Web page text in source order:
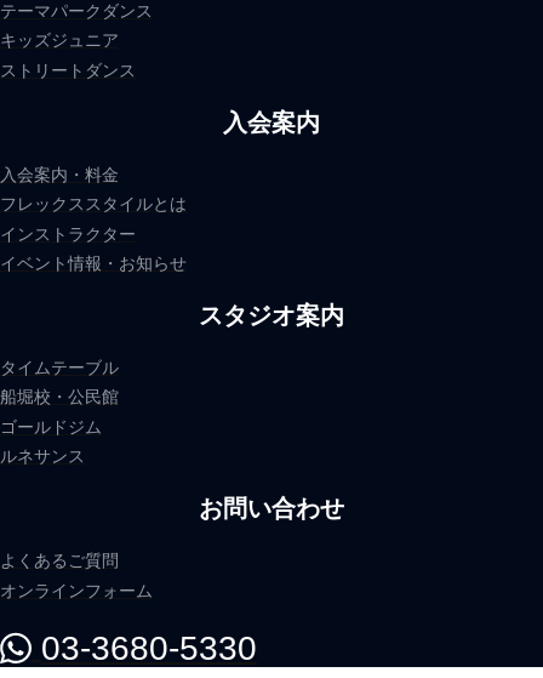
テーマパークダンス
キッズジュニア
ストリートダンス
入会案内
入会案内・料金
フレックススタイルとは
インストラクター
イベント情報・お知らせ
スタジオ案内
タイムテーブル
船堀校・公民館
ゴールドジム
ルネサンス
お問い合わせ
よくあるご質問
オンラインフォーム
03-3680-5330